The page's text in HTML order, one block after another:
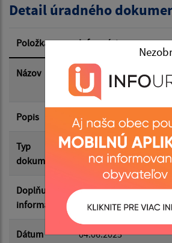
Dátum zverejnenia od:
Dátum zverejnenia do:
Filtrovať
Detail úradného
Položka Informácia
Názov
''NÁVRH'' Licince VZN
určuje čas predaja a
Popis
Typ
dokumentu
Rôzne
Doplňujúce
informácie
Dátum
04.06.2025